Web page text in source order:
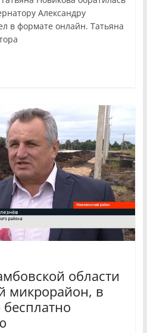
Александру
в формате онлайн. Татьяна
области
микрорайон, в